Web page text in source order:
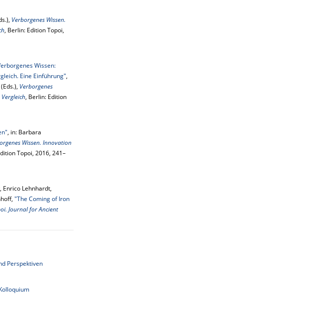
Verborgenes Wissen.
, Berlin: Edition Topoi,
Wissen:
Eine Einführung",
Verborgenes
, Berlin: Edition
, in: Barbara
Wissen. Innovation
Topoi, 2016, 241–
Lehnhardt,
"The Coming of Iron
Journal for Ancient
Perspektiven